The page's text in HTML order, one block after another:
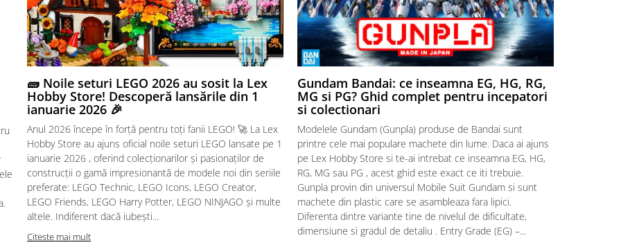
🧱 Noile seturi LEGO 2026 au sosit la Lex
Hobby Store! Descoperă lansările din 1
ianuarie 2026 🎉
Anul 2026 începe în forță pentru toți fanii LEGO! 🚀 La Lex
Hobby Store au ajuns oficial noile seturi LEGO lansate pe 1
ianuarie 2026 , oferind colecționarilor și pasionaților de
construcții o gamă impresionantă de modele noi din seriile
preferate: LEGO Technic, LEGO Icons, LEGO Creator,
LEGO Friends, LEGO Harry Potter, LEGO NINJAGO și multe
altele. Indiferent dacă iubești...
Citeste mai mult
Gundam Bandai: ce inseamna EG, HG, RG,
MG si PG? Ghid complet pentru incepatori
si colectionari
Modelele Gundam (Gunpla) produse de Bandai sunt
printre cele mai populare machete din lume. Daca ai ajuns
pe Lex Hobby Store si te-ai intrebat ce inseamna EG, HG,
RG, MG sau PG , acest ghid este exact ce iti trebuie.
Gunpla provin din universul Mobile Suit Gundam si sunt
machete din plastic care se asambleaza fara lipici.
Diferenta dintre variante tine de nivelul de dificultate,
dimensiune si gradul de detaliu . Entry Grade (EG) –...